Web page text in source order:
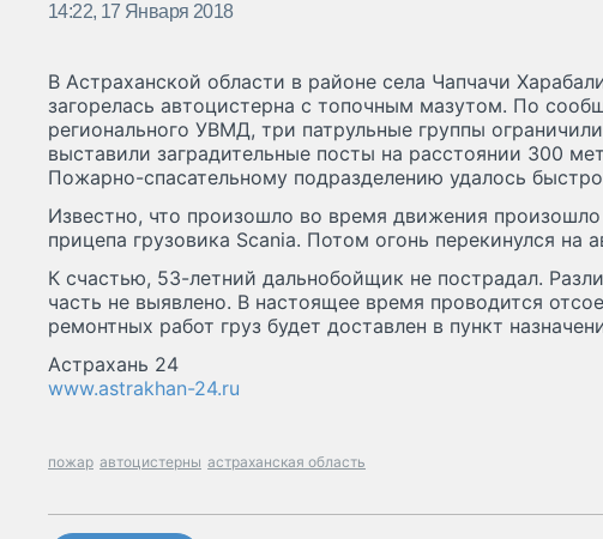
14:22, 17 Января 2018
В Астраханской области в районе села Чапчачи
загорелась автоцистерна с топочным мазутом. По
регионального УВМД, три патрульные группы
выставили заградительные посты на расстоянии 300
Пожарно-спасательному подразделению удалось
Известно, что произошло во время движения произошло
прицепа грузовика Scania. Потом огонь перекинулся на
К счастью, 53-летний дальнобойщик не пострадал.
часть не выявлено. В настоящее время проводится
ремонтных работ груз будет доставлен в пункт
Астрахань 24
www.astrakhan-24.ru
пожар автоцистерны астраханская область